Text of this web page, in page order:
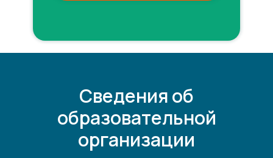
Сведения об
образовательной
организации